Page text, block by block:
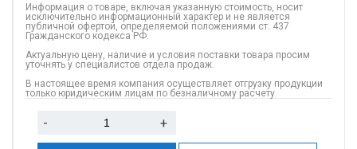
Информация о товаре, включая указанную стоимость, носит
исключительно информационный характер и не является
публичной офертой, определяемой положениями ст. 437
Гражданского кодекса РФ.
Актуальную цену, наличие и условия поставки товара просим
уточнять у специалистов отдела продаж.
В настоящее время компания осуществляет отгрузку продукции
только юридическим лицам по безналичному расчету.
- +